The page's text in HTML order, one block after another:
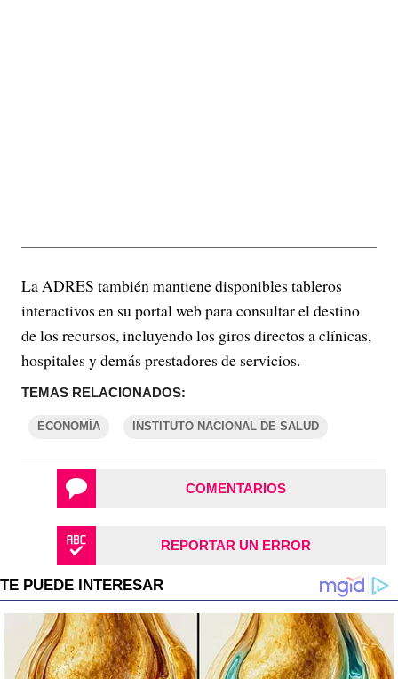
La ADRES también mantiene disponibles tableros
interactivos en su portal web para consultar el destino
de los recursos, incluyendo los giros directos a clínicas,
hospitales y demás prestadores de servicios.
TEMAS RELACIONADOS:
ECONOMÍA INSTITUTO NACIONAL DE SALUD
COMENTARIOS
REPORTAR UN ERROR